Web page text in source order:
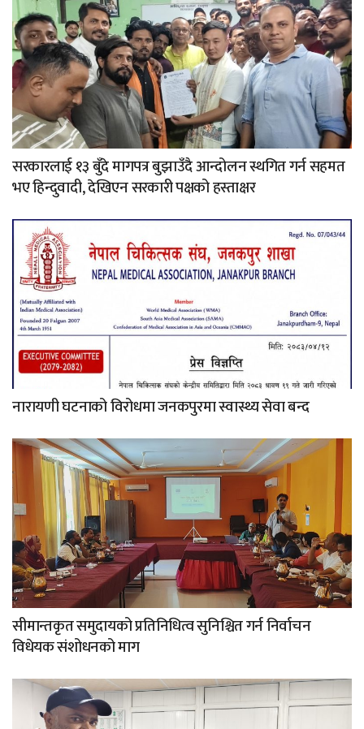
सरकारलाई १३ बुँदे मागपत्र बुझाउँदै आन्दोलन स्थगित गर्न सहमत
भए हिन्दुवादी, देखिएन सरकारी पक्षको हस्ताक्षर
नारायणी घटनाको विरोधमा जनकपुरमा स्वास्थ्य सेवा बन्द
सीमान्तकृत समुदायको प्रतिनिधित्व सुनिश्चित गर्न निर्वाचन
विधेयक संशोधनको माग